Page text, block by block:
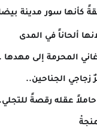
كأنها سور مدينة
ألحاناً في المدى
المحرمة إلى مهدها
زجاجي الجناحين..
عقله رقصةً